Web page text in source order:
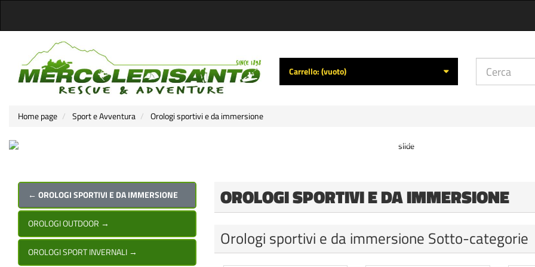
Carrello:(vuoto)
Home page Sport e Avventura Orologi sportivi e da immersione
← OROLOGI SPORTIVI E DA IMMERSIONE
OROLOGI OUTDOOR →
OROLOGI SPORT INVERNALI →
OROLOGI SPORTIVI E DA IMMERSIONE
Orologi sportivi e da immersione Sotto-categorie